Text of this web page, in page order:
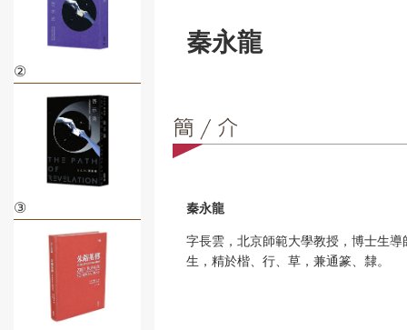
②
③
秦永龍
秦永龍
字長雲，北京師範大學教授，博士生
生，精於楷、行、草，兼通篆、隸。